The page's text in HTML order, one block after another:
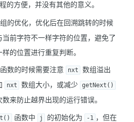
的方便，并没有其他的意义。
的优化，优化后在回溯跳转的时候
前字符不一样字符的位置，避免了
的位置进行重复判断。
函数的时候需要注意 nxt
数组溢出
nxt 数组大小，或减少 getNext()
来防止越界出现的运行错误。
函数中 j 的初始化为 -1 ，但在